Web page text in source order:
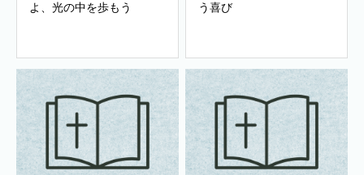
よ、光の中を歩もう
う喜び